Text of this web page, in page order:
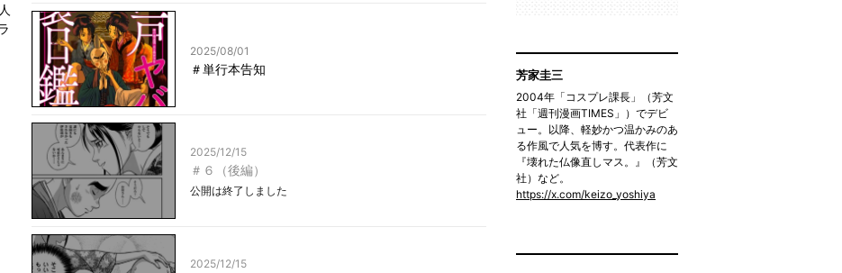
2025/08/01
＃単行本告知
2025/12/15
＃６（後編）
公開は終了しました
2025/12/15
芳家圭三
2004年「コスプレ課長」（芳文
社「週刊漫画TIMES」）でデビ
ュー。以降、軽妙かつ温かみのあ
る作風で人気を博す。代表作に
『壊れた仏像直しマス。』（芳文
社）など。
https://x.com/keizo_yoshiya